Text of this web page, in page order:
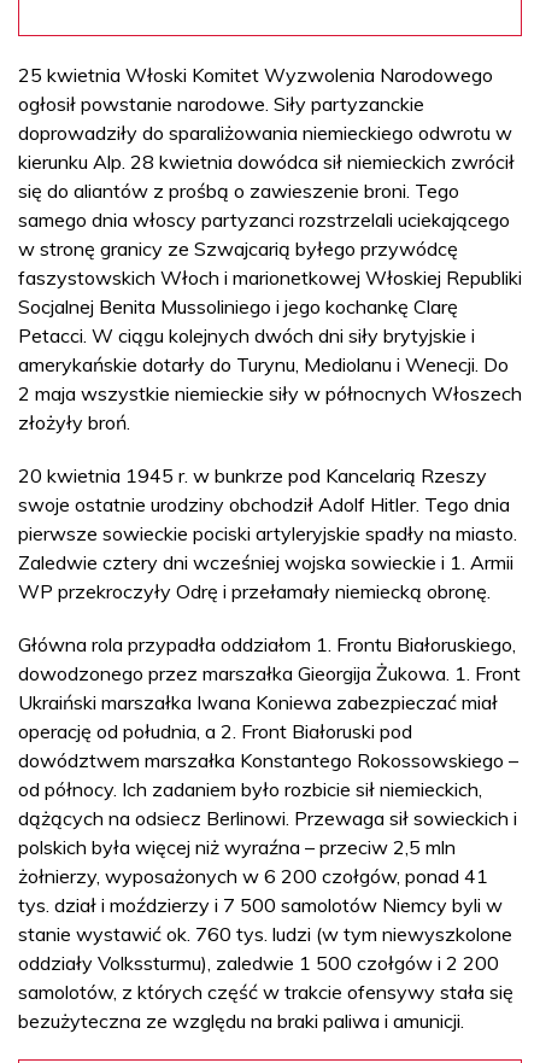
25 kwietnia Włoski Komitet Wyzwolenia Narodowego
ogłosił powstanie narodowe. Siły partyzanckie
doprowadziły do sparaliżowania niemieckiego odwrotu w
kierunku Alp. 28 kwietnia dowódca sił niemieckich zwrócił
się do aliantów z prośbą o zawieszenie broni. Tego
samego dnia włoscy partyzanci rozstrzelali uciekającego
w stronę granicy ze Szwajcarią byłego przywódcę
faszystowskich Włoch i marionetkowej Włoskiej Republiki
Socjalnej Benita Mussoliniego i jego kochankę Clarę
Petacci. W ciągu kolejnych dwóch dni siły brytyjskie i
amerykańskie dotarły do Turynu, Mediolanu i Wenecji. Do
2 maja wszystkie niemieckie siły w północnych Włoszech
złożyły broń.
20 kwietnia 1945 r. w bunkrze pod Kancelarią Rzeszy
swoje ostatnie urodziny obchodził Adolf Hitler. Tego dnia
pierwsze sowieckie pociski artyleryjskie spadły na miasto.
Zaledwie cztery dni wcześniej wojska sowieckie i 1. Armii
WP przekroczyły Odrę i przełamały niemiecką obronę.
Główna rola przypadła oddziałom 1. Frontu Białoruskiego,
dowodzonego przez marszałka Gieorgija Żukowa. 1. Front
Ukraiński marszałka Iwana Koniewa zabezpieczać miał
operację od południa, a 2. Front Białoruski pod
dowództwem marszałka Konstantego Rokossowskiego –
od północy. Ich zadaniem było rozbicie sił niemieckich,
dążących na odsiecz Berlinowi. Przewaga sił sowieckich i
polskich była więcej niż wyraźna – przeciw 2,5 mln
żołnierzy, wyposażonych w 6 200 czołgów, ponad 41
tys. dział i moździerzy i 7 500 samolotów Niemcy byli w
stanie wystawić ok. 760 tys. ludzi (w tym niewyszkolone
oddziały Volkssturmu), zaledwie 1 500 czołgów i 2 200
samolotów, z których część w trakcie ofensywy stała się
bezużyteczna ze względu na braki paliwa i amunicji.